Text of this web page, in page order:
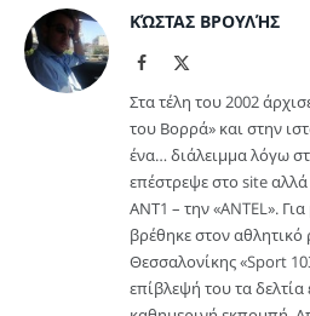
ΚΏΣΤΑΣ ΒΡΟΥΛΉΣ
Facebook
Στα τέλη του 2002
του Βορρά» και στην
ένα… διάλειμμα λόγω
επέστρεψε στο site
ΑΝΤ1 – την «ANTEL».
βρέθηκε στον
Θεσσαλονίκης «Sport
επίβλεψή του τα δελτία